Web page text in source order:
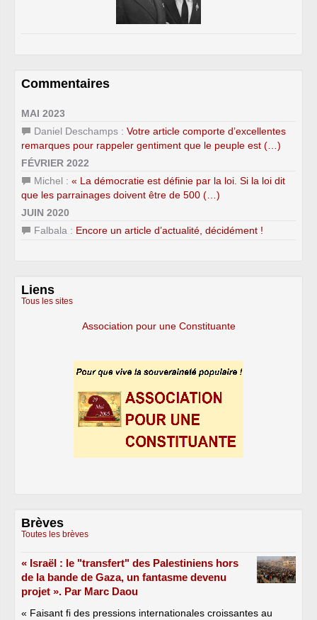
Commentaires
MAI 2023
Daniel Deschamps : Votre article comporte d’excellentes
remarques pour rappeler gentiment que le peuple est (…)
FÉVRIER 2022
Michel : « La démocratie est définie par la loi. Si la loi dit
que les parrainages doivent être de 500 (…)
JUIN 2020
Falbala : Encore un article d’actualité, décidément !
Liens
Tous les sites
Association pour une Constituante
Brèves
Toutes les brèves
« Israël : le "transfert" des Palestiniens hors
de la bande de Gaza, un fantasme devenu
projet ». Par Marc Daou
« Faisant fi des pressions internationales croissantes au